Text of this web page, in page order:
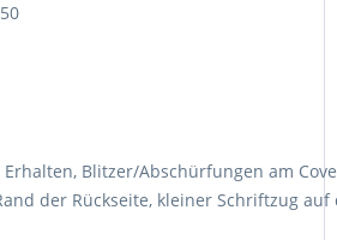
50
Erhalten, Blitzer/Abschürfungen am
der Rückseite, kleiner Schriftzug